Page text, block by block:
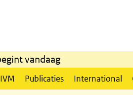
vandaag
Publicaties International